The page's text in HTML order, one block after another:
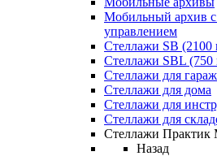
Мобильный архив
управлением
Стеллажи SB (2100
Стеллажи SBL (750
Стеллажи для
Стеллажи для дома
Стеллажи для
Стеллажи для
Стеллажи Практик
Назад